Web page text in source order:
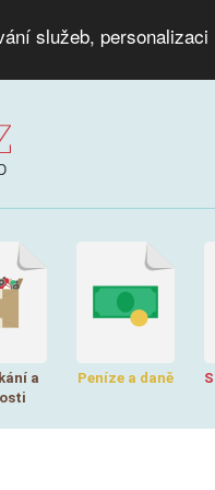
služeb,
a
Peníze a daně